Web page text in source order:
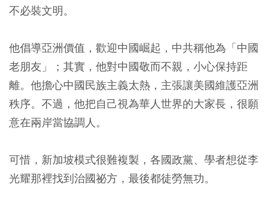
不必裝文明。
他倡導亞洲價值，歡迎中國崛起，中共稱他為「中國
老朋友」；其實，他對中國敬而不親，小心保持距
離。他擔心中國民族主義太熱，主張讓美國維護亞洲
秩序。不過，他把自己視為華人世界的大家長，很願
意在兩岸當協調人。
可惜，新加坡模式很難複製，各國政黨、學者想從李
光耀那裡找到治國祕方，最後都徒勞無功。